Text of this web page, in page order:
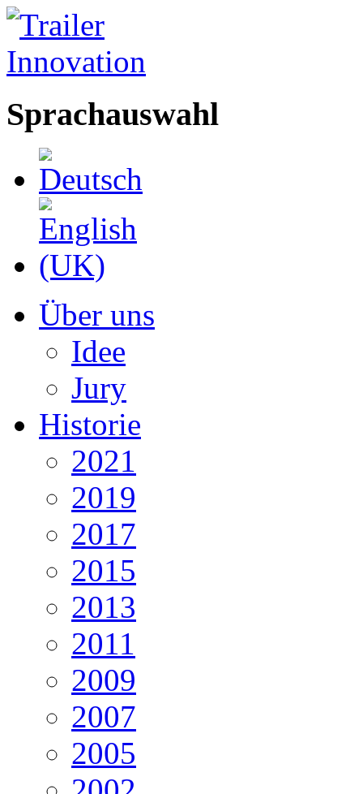
Sprachauswahl
Über uns
Idee
Jury
Historie
2021
2019
2017
2015
2013
2011
2009
2007
2005